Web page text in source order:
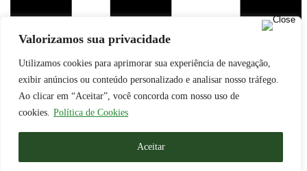
Valorizamos sua privacidade
Utilizamos cookies para aprimorar sua experiência de navegação,
exibir anúncios ou conteúdo personalizado e analisar nosso tráfego.
Ao clicar em “Aceitar”, você concorda com nosso uso de
cookies. Política de Cookies
Aceitar
© Boselli Licitações